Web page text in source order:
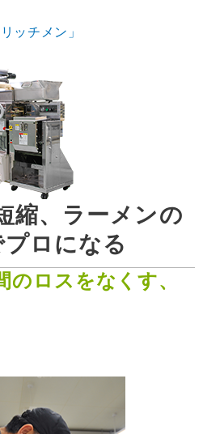
ッチメン」
縮、ラーメンの
ロになる
のロスをなくす、